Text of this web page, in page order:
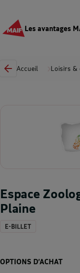
Les avantages
Accueil Loisirs &
Espace
Plaine
E-BILLET
OPTIONS D’ACHAT